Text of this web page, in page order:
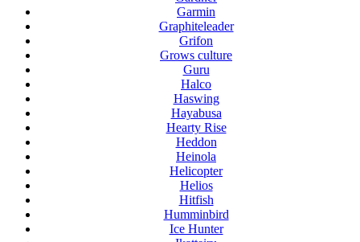
Garmin
Graphiteleader
Grifon
Grows culture
Guru
Halco
Haswing
Hayabusa
Hearty Rise
Heddon
Heinola
Helicopter
Helios
Hitfish
Humminbird
Ice Hunter